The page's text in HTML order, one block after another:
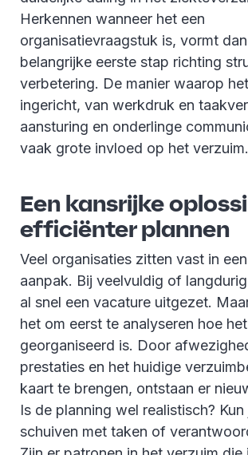
Herkennen wanneer het een
organisatievraagstuk is, vormt
belangrijke eerste stap richting
verbetering. De manier waarop
ingericht, van werkdruk en
aansturing en onderlinge
vaak grote invloed op het verzuim.
Een kansrijke
efficiënter plannen
Veel organisaties zitten vast in
aanpak. Bij veelvuldig of
al snel een vacature uitgezet.
het om eerst te analyseren hoe
georganiseerd is. Door
prestaties en het huidige
kaart te brengen, ontstaan er
Is de planning wel realistisch? Kun
schuiven met taken of